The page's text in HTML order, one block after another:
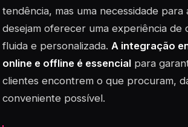
tendência, mas uma necessidade para
desejam oferecer uma experiência de
fluida e personalizada. A integração
online e offline é essencial para
clientes encontrem o que procuram,
conveniente possível.